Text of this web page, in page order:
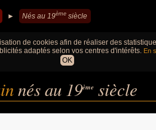
► Nés au 19ème siècle
de cookies afin de réaliser des
adaptés selon vos centres d'intérêts. En
OK
nés au 19ème siècle